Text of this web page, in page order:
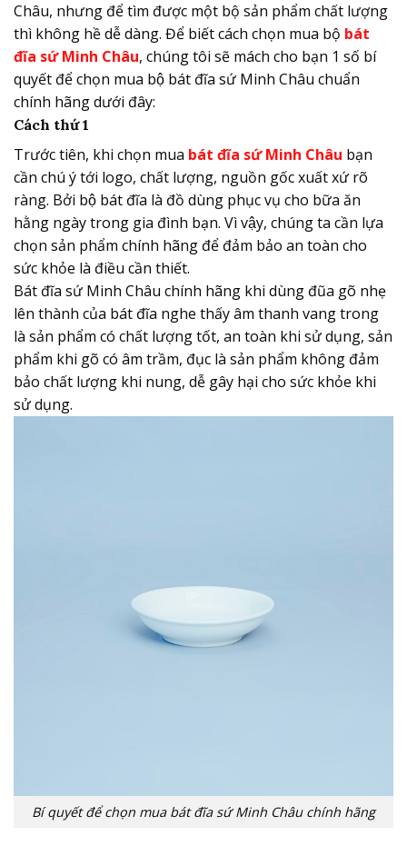
Châu, nhưng để tìm được một bộ sản phẩm chất lượng
thì không hề dễ dàng. Để biết cách chọn mua bộ bát
đĩa sứ Minh Châu, chúng tôi sẽ mách cho bạn 1 số bí
quyết để chọn mua bộ bát đĩa sứ Minh Châu chuẩn
chính hãng dưới đây:
Cách thứ 1
Trước tiên, khi chọn mua bát đĩa sứ Minh Châu bạn
cần chú ý tới logo, chất lượng, nguồn gốc xuất xứ rõ
ràng. Bởi bộ bát đĩa là đồ dùng phục vụ cho bữa ăn
hằng ngày trong gia đình bạn. Vì vậy, chúng ta cần lựa
chọn sản phẩm chính hãng để đảm bảo an toàn cho
sức khỏe là điều cần thiết.
Bát đĩa sứ Minh Châu chính hãng khi dùng đũa gõ nhẹ
lên thành của bát đĩa nghe thấy âm thanh vang trong
là sản phẩm có chất lượng tốt, an toàn khi sử dụng, sản
phẩm khi gõ có âm trầm, đục là sản phẩm không đảm
bảo chất lượng khi nung, dễ gây hại cho sức khỏe khi
sử dụng.
Bí quyết để chọn mua bát đĩa sứ Minh Châu chính hãng